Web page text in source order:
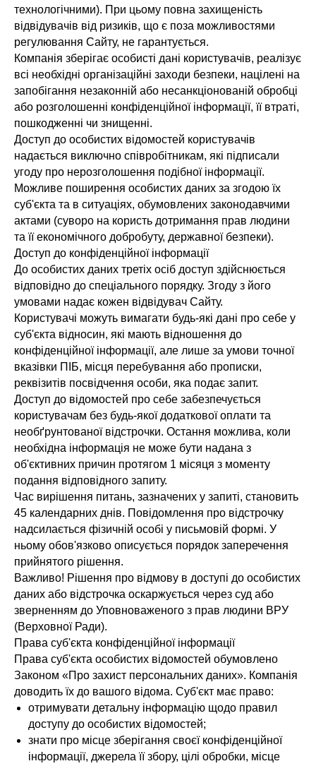
технологічними). При цьому повна захищеність
відвідувачів від ризиків, що є поза можливостями
регулювання Сайту, не гарантується.
Компанія зберігає особисті дані користувачів, реалізує
всі необхідні організаційні заходи безпеки, націлені на
запобігання незаконній або несанкціонованій обробці
або розголошенні конфіденційної інформації, її втраті,
пошкодженні чи знищенні.
Доступ до особистих відомостей користувачів
надається виключно співробітникам, які підписали
угоду про нерозголошення подібної інформації.
Можливе поширення особистих даних за згодою їх
суб'єкта та в ситуаціях, обумовлених законодавчими
актами (суворо на користь дотримання прав людини
та її економічного добробуту, державної безпеки).
Доступ до конфіденційної інформації
До особистих даних третіх осіб доступ здійснюється
відповідно до спеціального порядку. Згоду з його
умовами надає кожен відвідувач Сайту.
Користувачі можуть вимагати будь-які дані про себе у
суб'єкта відносин, які мають відношення до
конфіденційної інформації, але лише за умови точної
вказівки ПІБ, місця перебування або прописки,
реквізитів посвідчення особи, яка подає запит.
Доступ до відомостей про себе забезпечується
користувачам без будь-якої додаткової оплати та
необґрунтованої відстрочки. Остання можлива, коли
необхідна інформація не може бути надана з
об'єктивних причин протягом 1 місяця з моменту
подання відповідного запиту.
Час вирішення питань, зазначених у запиті, становить
45 календарних днів. Повідомлення про відстрочку
надсилається фізичній особі у письмовій формі. У
ньому обов'язково описується порядок заперечення
прийнятого рішення.
Важливо! Рішення про відмову в доступі до особистих
даних або відстрочка оскаржується через суд або
зверненням до Уповноваженого з прав людини ВРУ
(Верховної Ради).
Права суб'єкта конфіденційної інформації
Права суб'єкта особистих відомостей обумовлено
Законом «Про захист персональних даних». Компанія
доводить їх до вашого відома. Суб'єкт має право:
отримувати детальну інформацію щодо правил
доступу до особистих відомостей;
знати про місце зберігання своєї конфіденційної
інформації, джерела її збору, цілі обробки, місце